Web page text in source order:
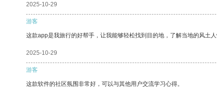
2025-10-29
游客
这款app是我旅行的好帮手，让我能够轻松找到目的地，了解当地的风土
2025-10-29
游客
这款软件的社区氛围非常好，可以与其他用户交流学习心得。